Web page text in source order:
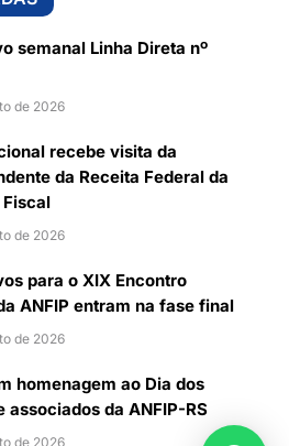
semanal Linha Direta nº
de 2026
recebe visita da
da Receita Federal da
Fiscal
de 2026
para o XIX Encontro
ANFIP entram na fase final
de 2026
homenagem ao Dia dos
associados da ANFIP-RS
de 2026